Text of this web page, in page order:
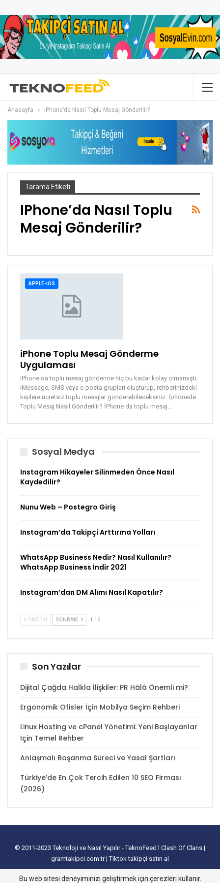
Anasayfa iPhone’da Nasıl Toplu Mesaj Gönderilir?
Tarama Etiketi
IPhone’da Nasıl Toplu
Mesaj Gönderilir?
APPLE-IOS
iPhone Toplu Mesaj Gönderme
Uygulaması
iPhone da toplu mesaj gönderme hiç bu kadar kolay olmamıştı.
iMessage, SMS veya e-posta grupları oluşturup, rehberinizdeki
kişilere ücretsiz toplu mesajlar gönderebileceksiniz. İphonede
Toplu Mesaj Nasıl Gönderilir? İPhone da toplu mesaj…
Sosyal Medya
Instagram Hikayeler Silinmeden Önce Nasıl
Kaydedilir?
Nunu Web – Postegro Giriş
Instagram’da Takipçi Arttırma Yolları
WhatsApp Business Nedir? Nasıl Kullanılır?
WhatsApp Business İndir 2021
Instagram’dan DM Alımı Nasıl Kapatılır?
ÖNCEKI SONRAKI 1 16
Son Yazılar
Dijital Çağda Halkla İlişkiler: PR Hâlâ Önemli mi?
Ergonomik Ofisler İçin Mobilya Seçim Rehberi
Linux Hosting ve cPanel Yönetimi: Yeni Başlayanlar
İçin Temel Rehber
Anlaşmalı Boşanma Süreci ve Yasal Şartları
Türkiye’de En Çok Tercih Edilen 10 SEO Firması
(2026)
© 2011-2023Teknoloji ve Nasıl Yapılır - TeknoFeed Clash Of Clans |
gramtakipci.com.tr|Tiktok takipçi satın al
tanıtım yazısı satın al e-ticaret paketleri
İnstagram Türk Takipçi Satın
Bu web sitesi deneyiminizi geliştirmek için çerezleri kullanır.